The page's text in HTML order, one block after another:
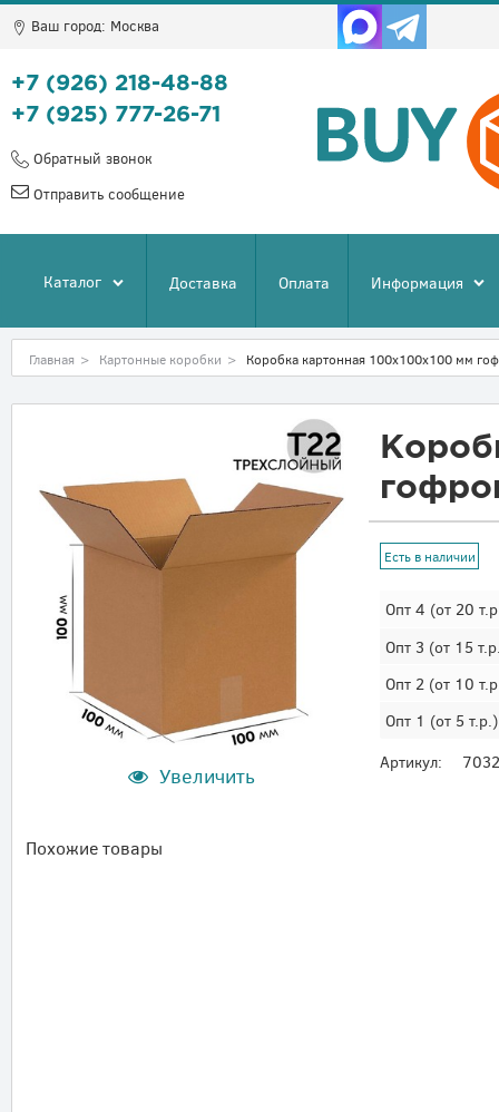
Ваш город: Москва
+7 (926) 218-48-88
+7 (925) 777-26-71
Обратный звонок
Отправить сообщение
Каталог Доставка Оплата Информация
Главная > Картонные коробки > Коробка картонная 100x100x100 мм
Увеличить
Есть в наличии
Опт 4 (от 20
Опт 3 (от 15
Опт 2(от 10
Опт 1 (от 5 т.р.)
Артикул:
Похожие товары